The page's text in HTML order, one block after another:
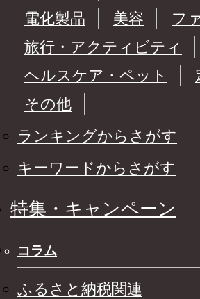
電化製品
美容
フ
旅行・アクティビティ
ヘルスケア・ペット
その他
ランキングからさがす
キーワードからさがす
特集・キャンペーン
コラム
ふるさと納税関連